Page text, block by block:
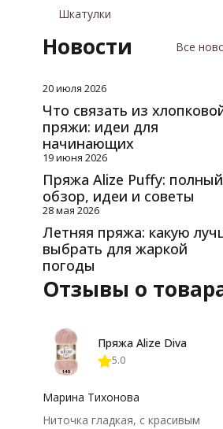
Шкатулки
Новости Все
20 июля 2026
Что связать из
пряжи: идеи для
начинающих
19 июня 2026
Пряжа Alize Puffy: полный
обзор, идеи и советы
28 мая 2026
Летняя пряжа: какую
выбрать для жаркой
погоды
Отзывы о
Пряжа Alize Diva
5.0
Марина Тихонова
Ниточка гладкая, с красивым